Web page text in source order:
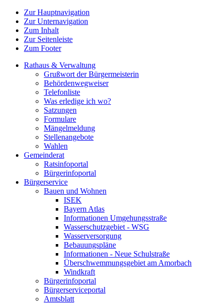
Zur Hauptnavigation
Zur Unternavigation
Zum Inhalt
Zur Seitenleiste
Zum Footer
Rathaus & Verwaltung
Grußwort der Bürgermeisterin
Behördenwegweiser
Telefonliste
Was erledige ich wo?
Satzungen
Formulare
Mängelmeldung
Stellenangebote
Wahlen
Gemeinderat
Ratsinfoportal
Bürgerinfoportal
Bürgerservice
Bauen und Wohnen
ISEK
Bayern Atlas
Informationen Umgehungsstraße
Wasserschutzgebiet - WSG
Wasserversorgung
Bebauungspläne
Informationen - Neue Schulstraße
Überschwemmungsgebiet am Amorbach
Windkraft
Bürgerinfoportal
Bürgerserviceportal
Amtsblatt